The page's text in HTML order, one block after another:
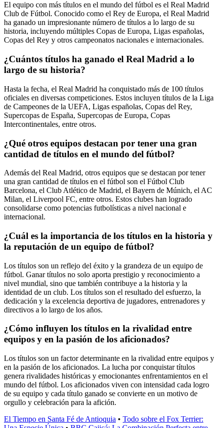
El equipo con más títulos en el mundo del fútbol es el Real Madrid
Club de Fútbol. Conocido como el Rey de Europa, el Real Madrid
ha ganado un impresionante número de títulos a lo largo de su
historia, incluyendo múltiples Copas de Europa, Ligas españolas,
Copas del Rey y otros campeonatos nacionales e internacionales.
¿Cuántos títulos ha ganado el Real Madrid a lo
largo de su historia?
Hasta la fecha, el Real Madrid ha conquistado más de 100 títulos
oficiales en diversas competiciones. Estos incluyen títulos de la Liga
de Campeones de la UEFA, Ligas españolas, Copas del Rey,
Supercopas de España, Supercopas de Europa, Copas
Intercontinentales, entre otros.
¿Qué otros equipos destacan por tener una gran
cantidad de títulos en el mundo del fútbol?
Además del Real Madrid, otros equipos que se destacan por tener
una gran cantidad de títulos en el fútbol son el Fútbol Club
Barcelona, el Club Atlético de Madrid, el Bayern de Múnich, el AC
Milan, el Liverpool FC, entre otros. Estos clubes han logrado
consolidarse como potencias futbolísticas a nivel nacional e
internacional.
¿Cuál es la importancia de los títulos en la historia y
la reputación de un equipo de fútbol?
Los títulos son un reflejo del éxito y la grandeza de un equipo de
fútbol. Ganar títulos no solo aporta prestigio y reconocimiento a
nivel mundial, sino que también contribuye a la historia y la
identidad de un club. Los títulos son el resultado del esfuerzo, la
dedicación y la excelencia deportiva de jugadores, entrenadores y
directivos a lo largo de los años.
¿Cómo influyen los títulos en la rivalidad entre
equipos y en la pasión de los aficionados?
Los títulos son un factor determinante en la rivalidad entre equipos y
en la pasión de los aficionados. La lucha por conquistar títulos
genera rivalidades históricas y emocionantes enfrentamientos en el
mundo del fútbol. Los aficionados viven con intensidad cada logro
de su equipo y cada título ganado se convierte en un motivo de
orgullo y celebración para la afición.
El Tiempo en Santa Fé de Antioquia • Todo sobre el Fox Terrier: